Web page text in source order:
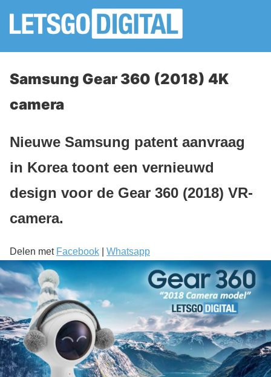
Samsung Gear 360 (2018) 4K
camera
Nieuwe Samsung patent aanvraag
in Korea toont een vernieuwd
design voor de Gear 360 (2018) VR-
camera.
Delen met Facebook Whatsapp